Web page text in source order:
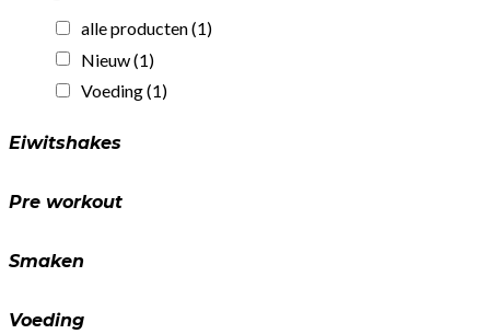
alle producten(1)
Nieuw(1)
Voeding(1)
Eiwitshakes
Pre workout
Smaken
Voeding